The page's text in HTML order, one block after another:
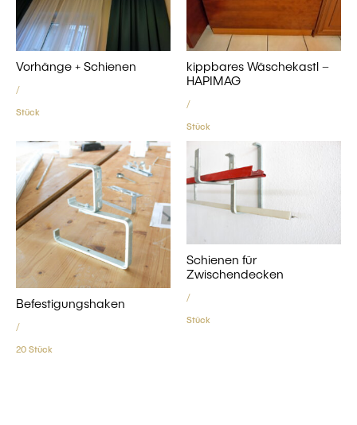
Vorhänge + Schienen
/
Stück
kippbares Wäschekastl –
HAPIMAG
/
Stück
Befestigungshaken
/
20 Stück
Schienen für
Zwischendecken
/
Stück